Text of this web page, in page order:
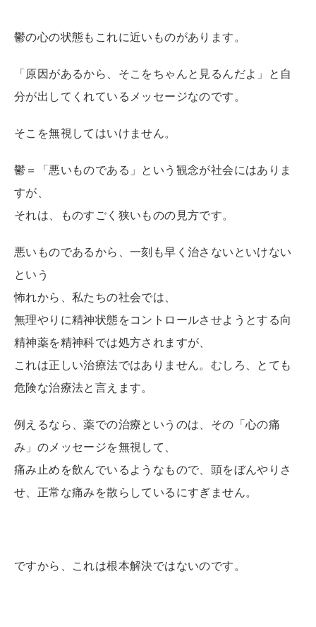
鬱の心の状態もこれに近いものがあります。
「原因があるから、そこをちゃんと見るんだよ」と自
分が出してくれているメッセージなのです。
そこを無視してはいけません。
鬱＝「悪いものである」という観念が社会にはありま
すが、
それは、ものすごく狭いものの見方です。
悪いものであるから、一刻も早く治さないといけない
という
怖れから、私たちの社会では、
無理やりに精神状態をコントロールさせようとする向
精神薬を精神科では処方されますが、
これは正しい治療法ではありません。むしろ、とても
危険な治療法と言えます。
例えるなら、薬での治療というのは、その「心の痛
み」のメッセージを無視して、
痛み止めを飲んでいるようなもので、頭をぼんやりさ
せ、正常な痛みを散らしているにすぎません。
ですから、これは根本解決ではないのです。